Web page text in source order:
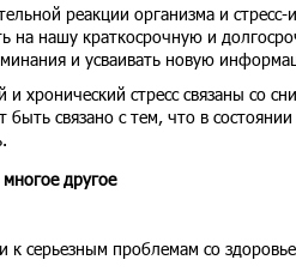
реакции организма и
на нашу краткосрочную и
и усваивать новую
хронический стресс связаны со
связано с тем, что в
многое другое
к серьезным проблемам со